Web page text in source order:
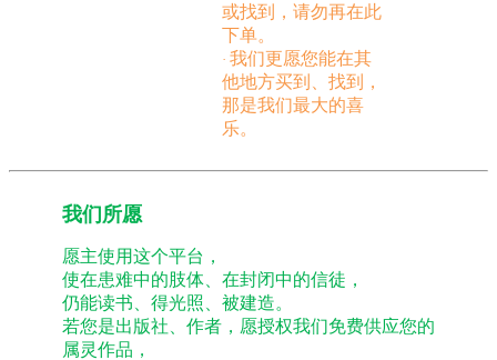
或找到，请勿再在此
下单。
· 我们更愿您能在其
他地方买到、找到，
那是我们最大的喜
乐。
我们所愿
愿主使用这个平台，
使在患难中的肢体、在封闭中的信徒，
仍能读书、得光照、被建造。
若您是出版社、作者，愿授权我们免费供应您的
属灵作品，